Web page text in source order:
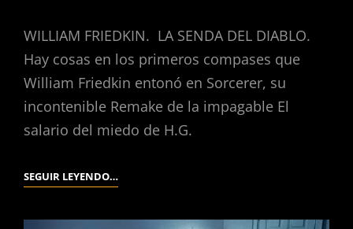
WILLIAM FRIEDKIN. LA SENDA DEL DIABLO.
Hay cosas en los primeros compases que
William Friedkin entonó en Sorcerer, su
incontenible Remake de la impagable El
salario del miedo de H.G.
SEGUIR LEYENDO…SORCERER.
FRIEDKIN,